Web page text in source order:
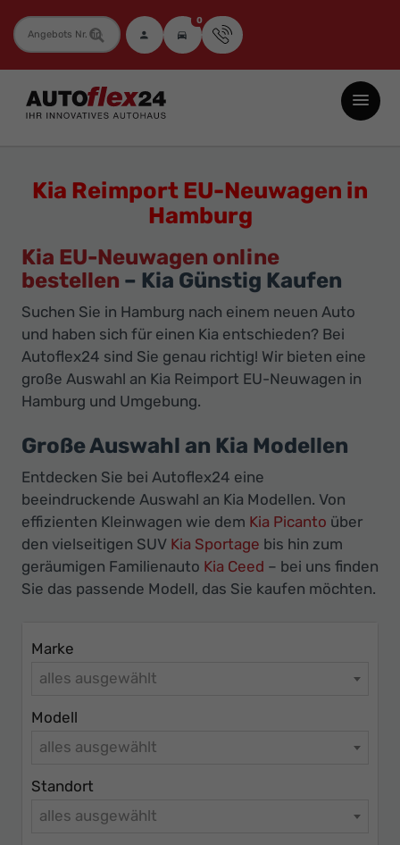
Fahrzeugnummer 0
Autoflex24
GmbH
Neuwagen
und
Gebrauchtwagen
Top-
Preisen
-
Ihr
Autohaus
Kia Reimport EU-Neuwagen in
Hamburg
Kia EU-Neuwagen online
bestellen – Kia Günstig Kaufen
Suchen Sie in Hamburg nach einem neuen Auto
und haben sich für einen Kia entschieden? Bei
Autoflex24 sind Sie genau richtig! Wir bieten eine
große Auswahl an Kia Reimport EU-Neuwagen in
Hamburg und Umgebung.
Große Auswahl an Kia Modellen
Entdecken Sie bei Autoflex24 eine
beeindruckende Auswahl an Kia Modellen. Von
effizienten Kleinwagen wie dem Kia Picanto über
den vielseitigen SUV Kia Sportage bis hin zum
geräumigen Familienauto Kia Ceed – bei uns finden
Sie das passende Modell, das Sie kaufen möchten.
Marke
alles ausgewählt
Modell
alles ausgewählt
Standort
alles ausgewählt